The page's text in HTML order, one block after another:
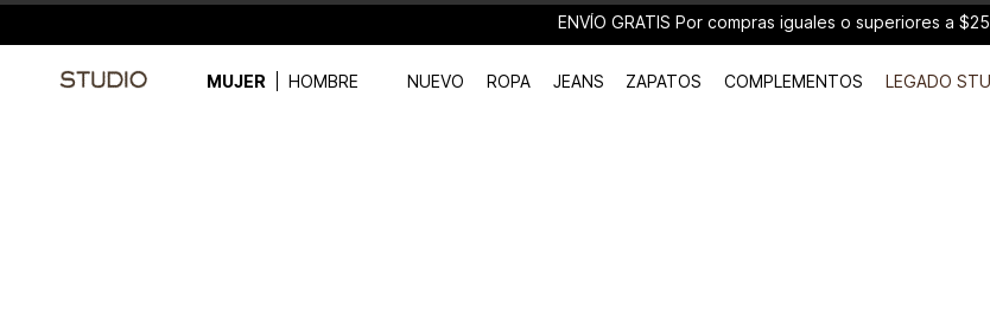
ENVÍO GRATIS Por compras iguales o superiores a
MUJER HOMBRE NUEVO ROPA JEANS ZAPATOS COMPLEMENTOS LEGADO